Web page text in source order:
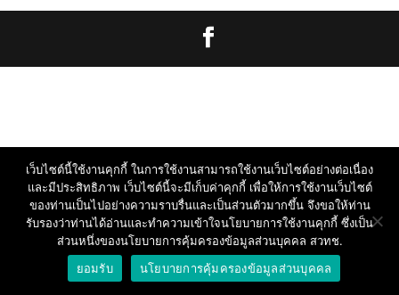
เว็บไซต์นี้ใช้งานคุกกี้ ในการใช้งานสามารถใช้งานเว็บไซต์อย่างต่อเนื่อง
และมีประสิทธิภาพ เว็บไซต์นี้จะมีเก็บค่าคุกกี้ เพื่อให้การใช้งานเว็บไซต์
ของท่านเป็นไปอย่างความราบรื่นและเป็นส่วนตัวมากขึ้น จึงขอให้ท่าน
รับรองว่าท่านได้อ่านและทำความเข้าใจนโยบายการใช้งานคุกกี้ ซึ่งเป็น
ส่วนหนึ่งของนโยบายการคุ้มครองข้อมูลส่วนบุคคล สวทช.
ยอมรับ
นโยบายการคุ้มครองข้อมูลส่วนบุคคล